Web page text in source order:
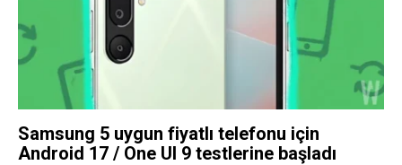
Samsung 5 uygun fiyatlı telefonu için
Android 17 / One UI 9 testlerine başladı